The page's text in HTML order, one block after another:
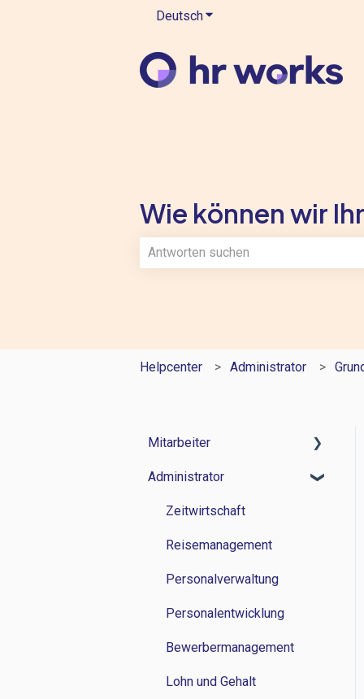
DeutschUntermenü für
Wie können wir
Helpcenter Administrator
Mitarbeiter
Zeitwirtschaft
Reisemanagement
Personalverwaltung
Lohn und Gehalt
Grundlagen
Administrator
Zeitwirtschaft
Reisemanagement
Personalverwaltung
Personalentwicklung
Bewerbermanagement
Lohn und Gehalt